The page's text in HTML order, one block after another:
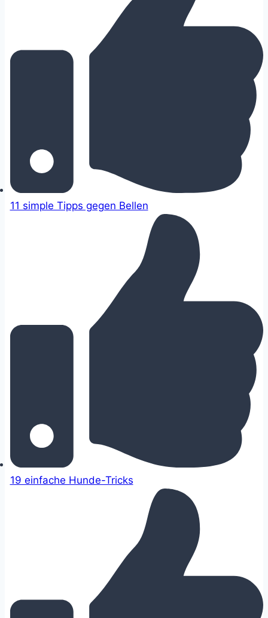
11 simple Tipps gegen Bellen
19 einfache Hunde-Tricks